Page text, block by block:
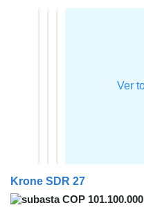
Krone SDR 27
COP 101.100.000